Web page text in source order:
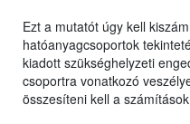
Ezt a mutatót úgy kell
hatóanyagcsoportok
kiadott szükséghelyzeti
csoportra vonatkozó
összesíteni kell a